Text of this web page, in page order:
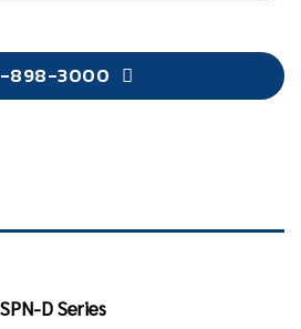
898-3000
D Series